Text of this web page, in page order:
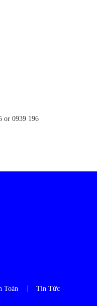
or 0939 196
Toán Tin Tức